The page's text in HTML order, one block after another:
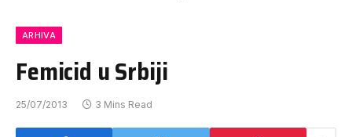
ARHIVA
Femicid u Srbiji
25/07/2013 3 Mins Read